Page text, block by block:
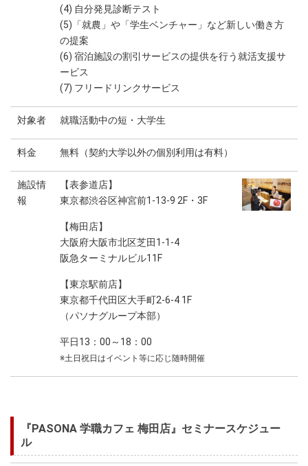
(4) 自分発見診断テスト
(5)「就農」や「学生ベンチャー」など新しい働き方
の提案
(6) 宿泊施設の割引サービスの提供を行う就活支援サ
ービス
(7) フリードリンクサービス
対象者 就職活動中の短・大学生
料金 無料（契約大学以外の個別利用は有料）
施設情
報
【表参道店】
東京都渋谷区神宮前1-13-9 2F・3F
【梅田店】
大阪府大阪市北区芝田1-1-4
阪急ターミナルビル11F
【東京駅前店】
東京都千代田区大手町2-6-4 1F
（パソナグループ本部）
平日13：00～18：00
※土日祝日はイベント等に応じ随時開催
『PASONA 学職カフェ 梅田店』セミナースケジュー
ル